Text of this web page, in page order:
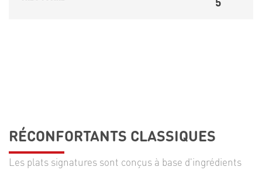
RÉCONFORTANTS CLASSIQUES
Les plats signatures sont conçus à base d'ingrédients